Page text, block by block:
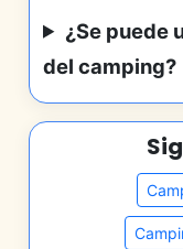
¿Se puede
del camping?